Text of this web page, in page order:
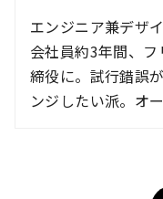
エンジニア兼デザ
会社員約3年間、
締役に。試行錯誤
ンジしたい派。オ